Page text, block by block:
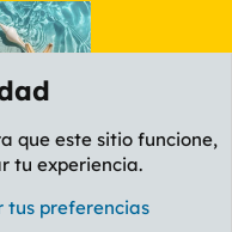
que este sitio funcione,
tu experiencia.
tus preferencias